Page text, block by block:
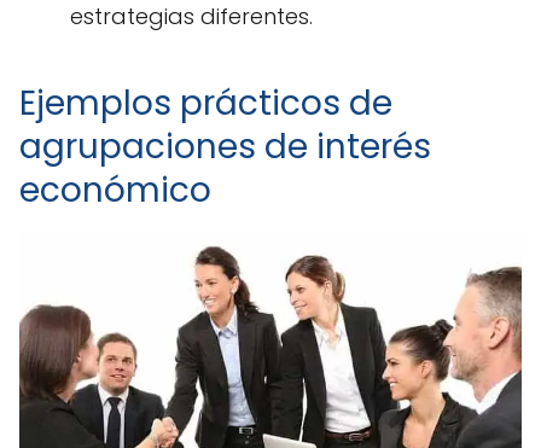
estrategias diferentes.
Ejemplos prácticos de
agrupaciones de interés
económico